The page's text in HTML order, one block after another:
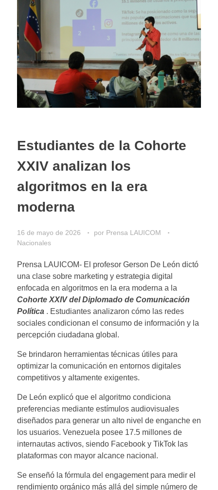
Estudiantes de la Cohorte
XXIV analizan los
algoritmos en la era
moderna
16 de mayo de 2026 por Prensa LAUICOM
Nacionales
Prensa LAUICOM- El profesor Gerson De León dictó
una clase sobre marketing y estrategia digital
enfocada en algoritmos en la era moderna a la
Cohorte XXIV del Diplomado de Comunicación
Política . Estudiantes analizaron cómo las redes
sociales condicionan el consumo de información y la
percepción ciudadana global.
Se brindaron herramientas técnicas útiles para
optimizar la comunicación en entornos digitales
competitivos y altamente exigentes.
De León explicó que el algoritmo condiciona
preferencias mediante estímulos audiovisuales
diseñados para generar un alto nivel de enganche en
los usuarios. Venezuela posee 17.5 millones de
internautas activos, siendo Facebook y TikTok las
plataformas con mayor alcance nacional.
Se enseñó la fórmula del engagement para medir el
rendimiento orgánico más allá del simple número de